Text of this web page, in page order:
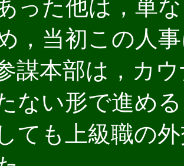
った他は，単
，当初この人
謀本部は，カ
ない形で進め
ても上級職の